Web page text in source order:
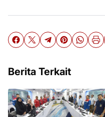
Berita Terkait